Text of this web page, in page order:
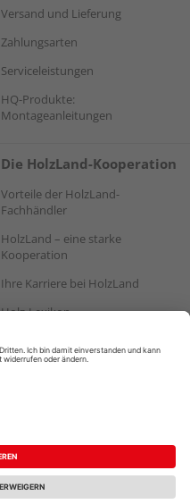
Versand und Lieferung
Zahlungsarten
Serviceleistungen
HQ-Produkte:
Montageanleitungen
Die HolzLand-Kooperation
Vorteile der HolzLand-
Fachhändler
HolzLand – eine starke
Kooperation
Ihre Karriere bei HolzLand
Holz-Lexikon
Nutzungsbedingungen
Vertrag widerrufen